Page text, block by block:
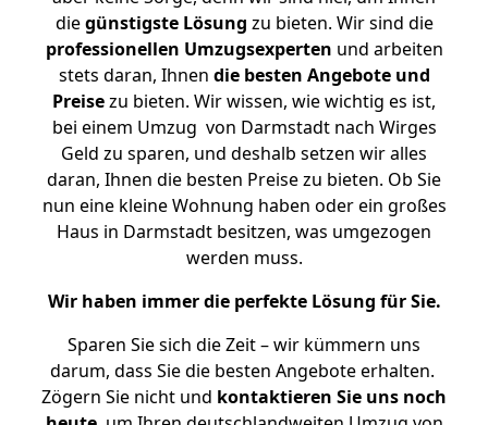
diegünstigste Lösung zu bieten. Wir sind die
professionellen Umzugsexperten und arbeiten
stets daran, Ihnen die besten Angebote und
Preisezu bieten. Wir wissen, wie wichtig es ist,
bei einem Umzug von Darmstadt nach Wirges
Geld zu sparen, und deshalb setzen wir alles
daran, Ihnen die besten Preise zu bieten. Ob Sie
nun eine kleine Wohnung haben oder ein großes
Haus in Darmstadt besitzen, was umgezogen
werden muss.
Wir haben immer die perfekte Lösung für Sie.
Sparen Sie sich die Zeit – wir kümmern uns
darum, dass Sie die besten Angebote erhalten.
Zögern Sie nicht und kontaktieren Sie uns noch